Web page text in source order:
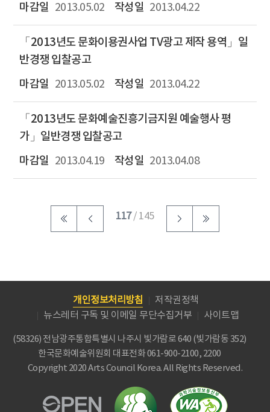
2013.05.02 2013.04.22
「2013년도 문화이용권사업 TV광고 제작 용역」일
반경쟁 입찰공고
2013.05.02 2013.04.22
「2013년도 문화예술진흥기금지원 예술행사 평
가」일반경쟁 입찰공고
2013.04.19 2013.04.08
117/ 145
개인정보처리방침
저작권정책
뉴스레터 구독 및 이메일 무단수집거부
사이트맵
(58326) 전남광주통합특별시 나주시 빛가람로 640 (빛가람동 352)
한국문화예술위원회 대표전화 061-900-2100, 2200
Copyright 2020 Arts Council Korea. All Rights Reserved.